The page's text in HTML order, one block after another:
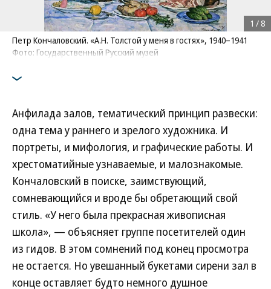
Петр Кончаловский. «А.Н. Толстой у меня в гостях», 1940–1941
Фото: Государственный Русский музей
1 / 8
Анфилада залов, тематический принцип развески:
одна тема у раннего и зрелого художника. И
портреты, и мифология, и графические работы. И
хрестоматийные узнаваемые, и малознакомые.
Кончаловский в поиске, заимствующий,
сомневающийся и вроде бы обретающий свой
стиль. «У него была прекрасная живописная
школа», — объясняет группе посетителей один
из гидов. В этом сомнений под конец просмотра
не остается. Но увешанный букетами сирени зал в
конце оставляет будто немного душное